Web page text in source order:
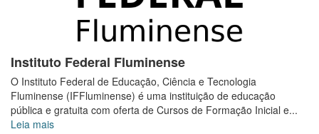
Instituto Federal Fluminense
O Instituto Federal de Educação, Ciência e Tecnologia
Fluminense (IFFluminense) é uma instituição de educação
pública e gratuita com oferta de Cursos de Formação Inicial e...
Leia mais